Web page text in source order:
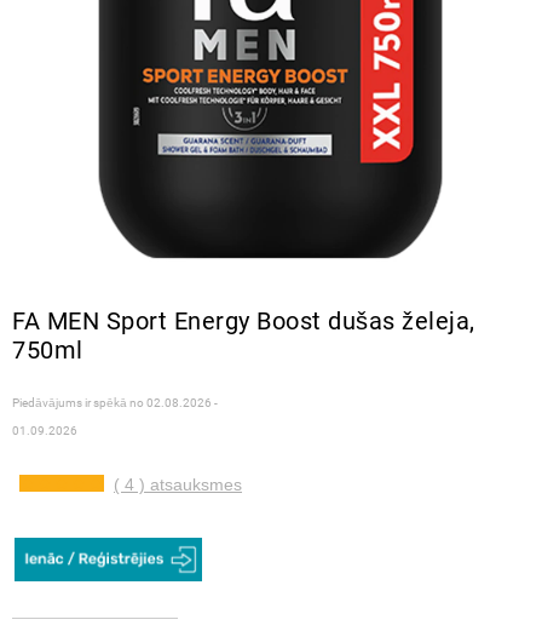
FA MEN Sport Energy Boost dušas želeja,
750ml
Piedāvājums ir spēkā no 02.08.2026 -
01.09.2026
( 4 ) atsauksmes